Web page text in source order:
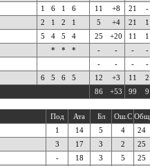
1 6 1 6 11 +8 21 -
2 1 2 1 5 +4 21 1
5 4 5 4 25 +20 11 1
* * * - - - -
- - - -
6 5 6 5 12 +3 11 2
86 +53 99 9
Под Ата Бл Ош.С Общ
1 14 5 4 24
3 17 3 2 25
- 18 3 5 25